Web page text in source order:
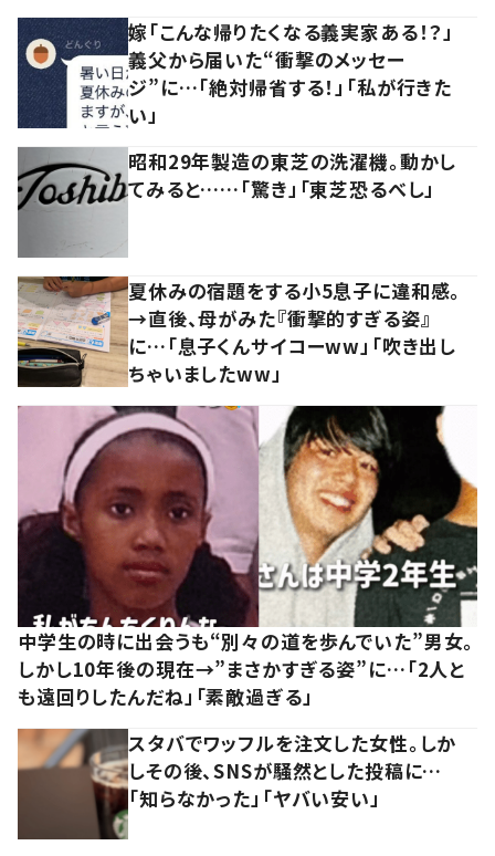
嫁「こんな帰りたくなる義実家ある！？」
義父から届いた“衝撃のメッセー
ジ”に…「絶対帰省する！」「私が行きた
い」
昭和29年製造の東芝の洗濯機。動かし
てみると……「驚き」「東芝恐るべし」
夏休みの宿題をする小5息子に違和感。
→直後、母がみた『衝撃的すぎる姿』
に…「息子くんサイコーww」「吹き出し
ちゃいましたww」
中学生の時に出会うも“別々の道を歩んでいた”男女。
しかし10年後の現在→”まさかすぎる姿”に…「2人と
も遠回りしたんだね」「素敵過ぎる」
スタバでワッフルを注文した女性。しか
しその後、SNSが騒然とした投稿に…
「知らなかった」「ヤバい安い」